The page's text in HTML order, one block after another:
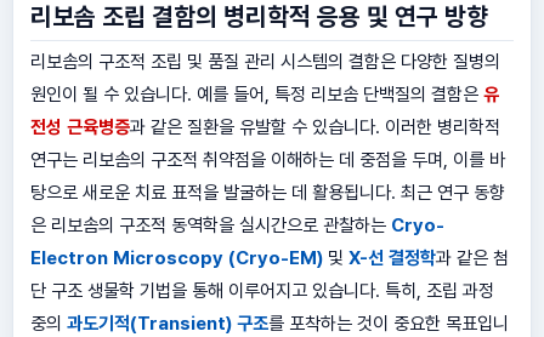
리보솜 조립 결함의 병리학적 응용 및 연구 방향
리보솜의 구조적 조립 및 품질 관리 시스템의 결함은 다양한 질병의
원인이 될 수 있습니다. 예를 들어, 특정 리보솜 단백질의 결함은 유
전성 근육병증과 같은 질환을 유발할 수 있습니다. 이러한 병리학적
연구는 리보솜의 구조적 취약점을 이해하는 데 중점을 두며, 이를 바
탕으로 새로운 치료 표적을 발굴하는 데 활용됩니다. 최근 연구 동향
은 리보솜의 구조적 동역학을 실시간으로 관찰하는 Cryo-
Electron Microscopy (Cryo-EM)및 X-선 결정학과 같은 첨
단 구조 생물학 기법을 통해 이루어지고 있습니다. 특히, 조립 과정
중의 과도기적(Transient) 구조를 포착하는 것이 중요한 목표입니